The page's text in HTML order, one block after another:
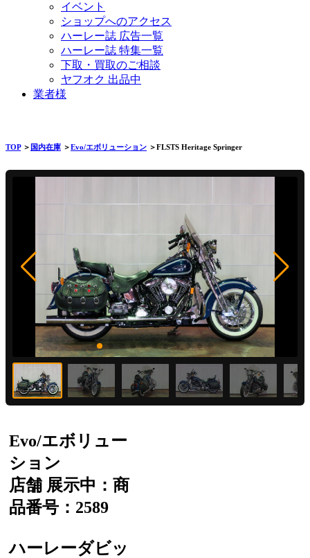
イベント
ショップへのアクセス
ハーレー誌 広告一覧
ハーレー誌 特集一覧
下取・買取のご相談
ヤフオク 出品中
業者様
TOP＞ 国内在庫 ＞Evo/エボリューション ＞FLSTS Heritage Springer
Evo/エボリュー
ション
店舗 展示中：商
品番号：2589
ハーレーダビッ